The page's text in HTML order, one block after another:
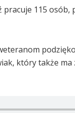
115 osób,
który także ma